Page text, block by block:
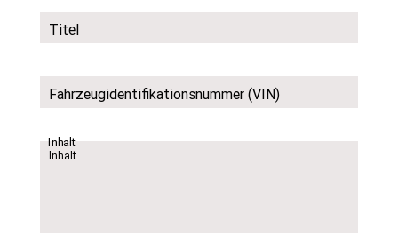
Titel
Fahrzeugidentifikationsnummer (VIN)
Inhalt